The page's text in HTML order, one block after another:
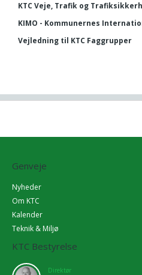
KTC Veje, Trafik og
KIMO - Kommunernes
Vejledning til KTC Faggrupper
Genveje
Nyheder
Om KTC
Kalender
Teknik & Miljø
KTC Bestyrelse
Direktør